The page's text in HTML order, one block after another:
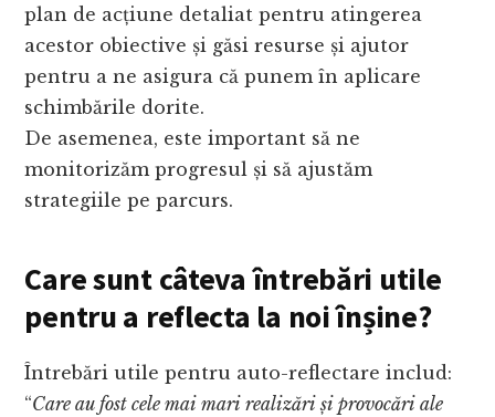
plan de acțiune detaliat pentru atingerea
acestor obiective și găsi resurse și ajutor
pentru a ne asigura că punem în aplicare
schimbările dorite.
De asemenea, este important să ne
monitorizăm progresul și să ajustăm
strategiile pe parcurs.
Care sunt câteva întrebări utile
pentru a reflecta la noi înșine?
Întrebări utile pentru auto-reflectare includ:
“Care au fost cele mai mari realizări și provocări ale